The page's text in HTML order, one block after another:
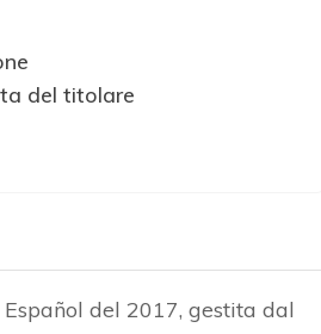
del titolare
del 2017, gestita dal